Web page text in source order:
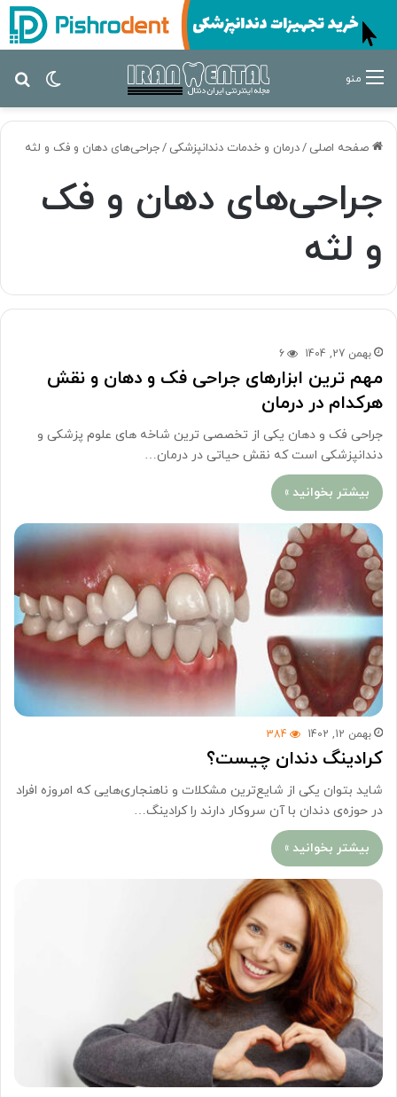
تغییر منو
صفحه اصلی /درمان‌ و خدمات دندانپزشکی /جراحی‌های دهان و فک و لثه
جراحی‌های دهان و فک
و لثه
بهمن 27, 1404 6
مهم ترین ابزارهای جراحی فک و دهان و نقش
هرکدام در درمان
جراحی فک و دهان یکی از تخصصی ترین شاخه های علوم پزشکی و
دندانپزشکی است که نقش حیاتی در درمان…
بیشتر بخوانید »
بهمن 12, 1402 384
کرادینگ دندان چیست؟
شاید بتوان یکی از شایع‌ترین مشکلات و ناهنجاری‌هایی که امروزه افراد
در حوزه‌ی دندان با آن سروکار دارند را کرادینگ…
بیشتر بخوانید »